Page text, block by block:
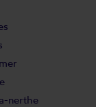
nerthe